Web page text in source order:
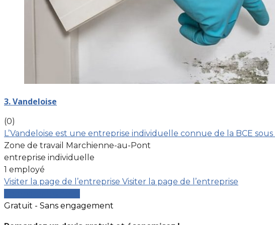
3. Vandeloise
(0)
L’Vandeloise est une entreprise individuelle connue de la BCE
Zone de travail Marchienne-au-Pont
entreprise individuelle
1 employé
Visiter la page de l’entreprise Visiter la page de l’entreprise
Gratuit - Sans engagement